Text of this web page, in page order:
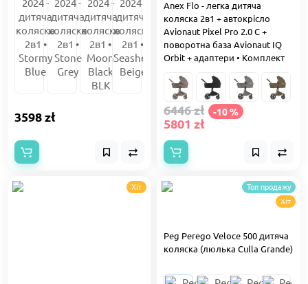
3598 zł
Anex Flo - легка дитяча
коляска 2в1 + автокрісло
Avionaut Pixel Pro 2.0 C +
поворотна база Avionaut IQ
Orbit + адаптери • Комплект
6446 zł -10 %
5801 zł
Хіт
Топ продажу
Хіт
Peg Perego Veloce 500 дитяча
коляска (люлька Culla Grande)